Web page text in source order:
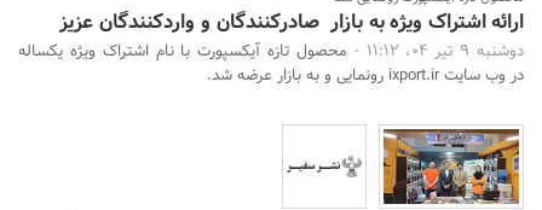
ارائه اشتراک ویژه به بازار صادرکنندگان و واردکنندگان عزیز
دوشنبه 9 تیر 04، 11:12 -
محصول تازه آیکسپورت با نام اشتراک ویژه یکساله
در وب سایت ixport.ir رونمایی و به بازار عرضه شد.